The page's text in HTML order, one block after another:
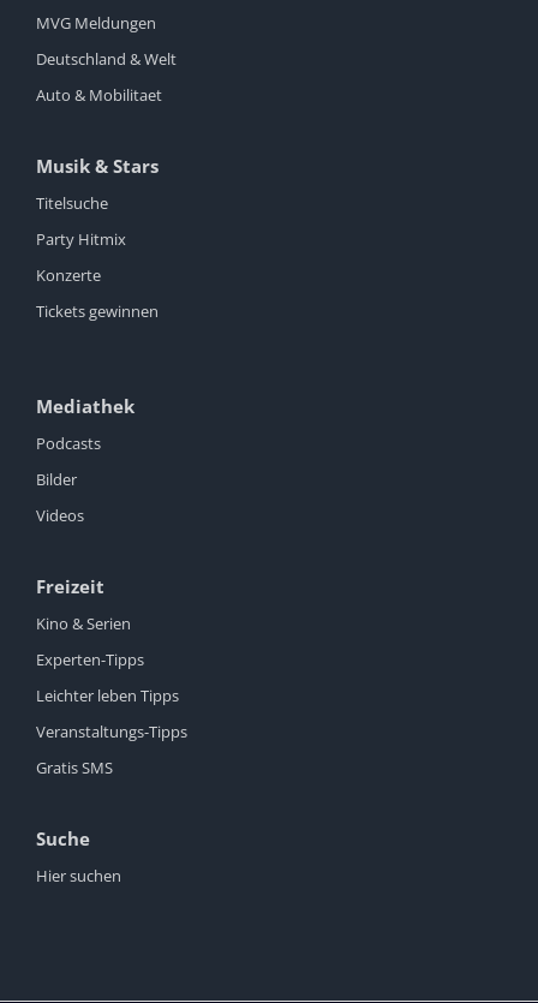
MVG Meldungen
Deutschland & Welt
Auto & Mobilitaet
Musik & Stars
Titelsuche
Party Hitmix
Konzerte
Tickets gewinnen
Mediathek
Podcasts
Bilder
Videos
Freizeit
Kino & Serien
Experten-Tipps
Leichter leben Tipps
Veranstaltungs-Tipps
Gratis SMS
Suche
Hier suchen